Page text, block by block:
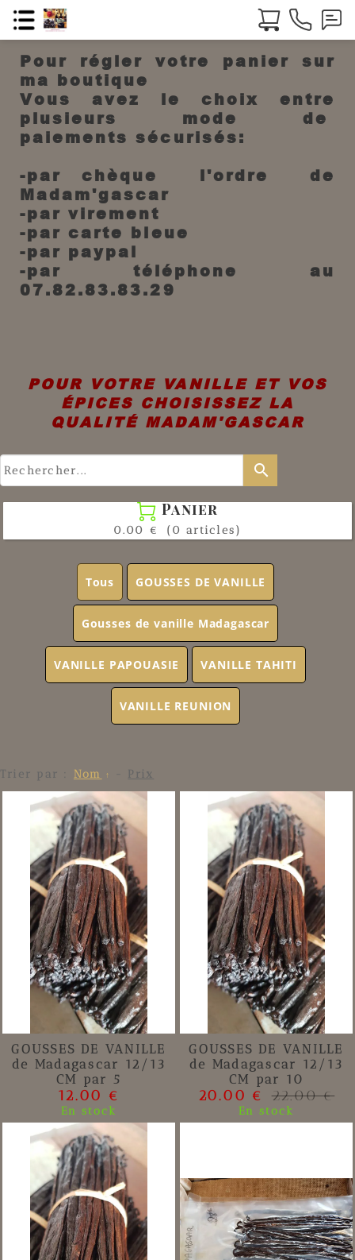
Pour régler votre panier sur
ma boutique
Vous avez le choix entre
plusieurs mode de
paiements sécurisés:
-par chèque l'ordre de
Madam'gascar
-par virement
-par carte bleue
-par paypal
-par téléphone au
07.82.83.83.29
POUR VOTRE VANILLE ET VOS
ÉPICES CHOISISSEZ LA
QUALITÉ MADAM'GASCAR
search
 Panier
0.00 € (0 articles)
Tous GOUSSES DE VANILLE
Gousses de vanille Madagascar
VANILLE PAPOUASIE VANILLE TAHITI
VANILLE REUNION
Trier par : Nom Prix
GOUSSES DE VANILLE
de Madagascar 12/13
CM par 5
12.00 €
En stock
GOUSSES DE VANILLE
de Madagascar 12/13
CM par 10
20.00 € 22.00 €
En stock